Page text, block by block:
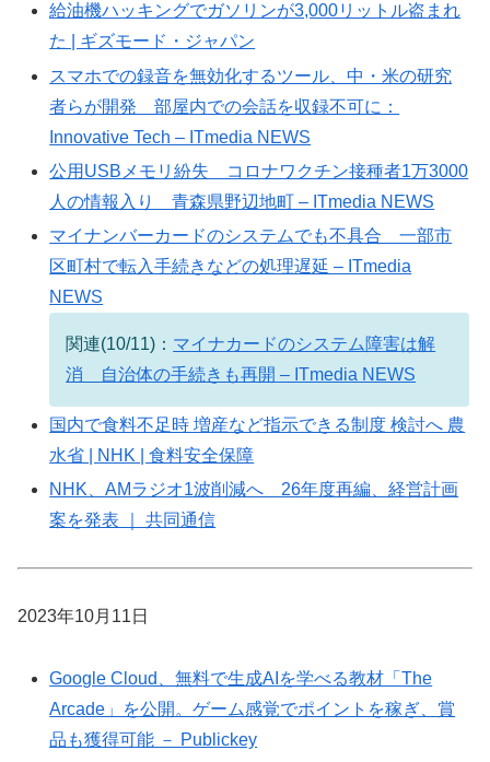
給油機ハッキングでガソリンが3,000リットル盗まれ
た | ギズモード・ジャパン
スマホでの録音を無効化するツール、中・米の研究
者らが開発 部屋内での会話を収録不可に：
Innovative Tech – ITmedia NEWS
公用USBメモリ紛失 コロナワクチン接種者1万3000
人の情報入り 青森県野辺地町 – ITmedia NEWS
マイナンバーカードのシステムでも不具合 一部市
区町村で転入手続きなどの処理遅延 – ITmedia
NEWS
関連(10/11)： マイナカードのシステム障害は解
消 自治体の手続きも再開 – ITmedia NEWS
国内で食料不足時 増産など指示できる制度 検討へ 農
水省 | NHK | 食料安全保障
NHK、AMラジオ1波削減へ 26年度再編、経営計画
案を発表 ｜ 共同通信
2023年10月11日
Google Cloud、無料で生成AIを学べる教材「The
Arcade」を公開。ゲーム感覚でポイントを稼ぎ、賞
品も獲得可能 － Publickey